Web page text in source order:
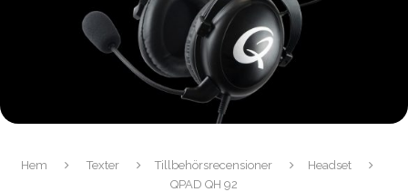
Hem Texter Tillbehörsrecensioner
Headset
QPAD QH 92